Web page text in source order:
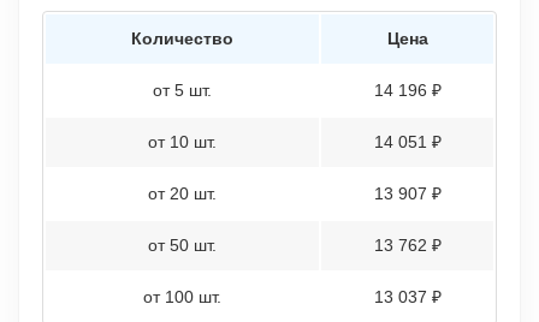
Количество Цена
от 5 шт. 14 196 ₽
от 10 шт. 14 051 ₽
от 20 шт. 13 907 ₽
от 50 шт. 13 762 ₽
от 100 шт. 13 037 ₽